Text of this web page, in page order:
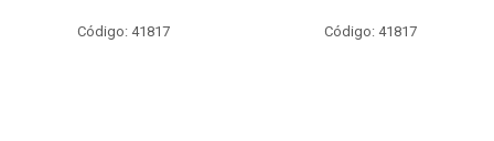
Código: 41817 Código: 41817